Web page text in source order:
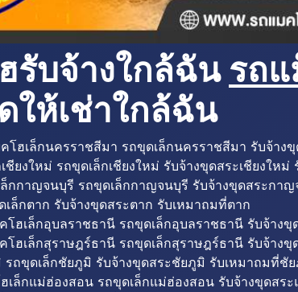
รับจ้างใกล้ฉัน รถ
ให้เช่าใกล้ฉัน
ฮเล็กนครราชสีมา รถขุดเล็กนครราชสีมา รับจ้า
ยงใหม่ รถขุดเล็กเชียงใหม่ รับจ้างขุดสระเชียงใหม่
กกาญจนบุรี รถขุดเล็กกาญจนบุรี รับจ้างขุดสระกา
ล็กตาก รับจ้างขุดสระตาก รับเหมาถมที่ตาก
ฮเล็กอุบลราชธานี รถขุดเล็กอุบลราชธานี รับจ้าง
ฮเล็กสุราษฎร์ธานี รถขุดเล็กสุราษฎร์ธานี รับจ้าง
ถขุดเล็กชัยภูมิ รับจ้างขุดสระชัยภูมิ รับเหมาถมที่ชั
ล็กแม่ฮ่องสอน รถขุดเล็กแม่ฮ่องสอน รับจ้างขุดสร